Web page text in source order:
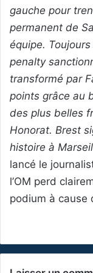
gauche pour
permanent de
équipe.
penalty
transformé par
points grâce au
des plus belles
Honorat. Brest
histoire à
lancé le
l’OM perd
podium à cause